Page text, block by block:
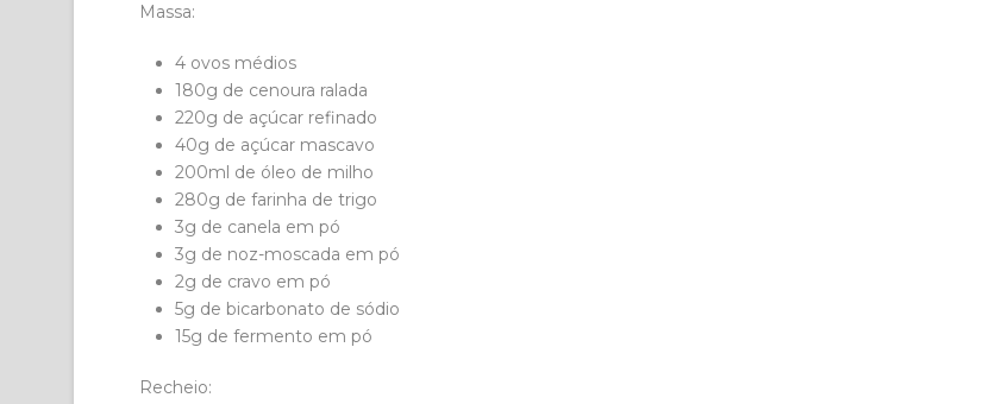
Massa:
4 ovos médios
180g de cenoura ralada
220g de açúcar refinado
40g de açúcar mascavo
200ml de óleo de milho
280g de farinha de trigo
3g de canela em pó
3g de noz-moscada em pó
2g de cravo em pó
5g de bicarbonato de sódio
15g de fermento em pó
Recheio: